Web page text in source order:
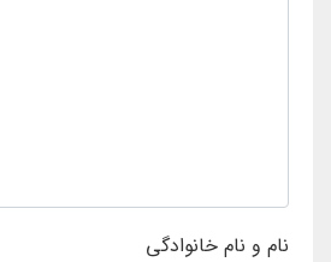
نام و نام خانوادگی